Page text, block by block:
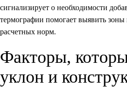
сигнализирует о необходимости
термографии помогает выявить
расчетных норм.
Факторы,
уклон и